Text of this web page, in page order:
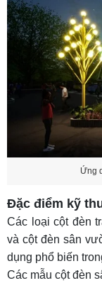
Ứng
Đặc điểm kỹ
Các loại cột đèn
và cột đèn sân
dụng phổ biến
Các mẫu cột đèn